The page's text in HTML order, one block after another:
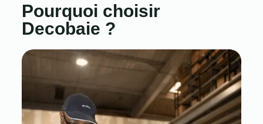
Pourquoi choisir
Decobaie ?